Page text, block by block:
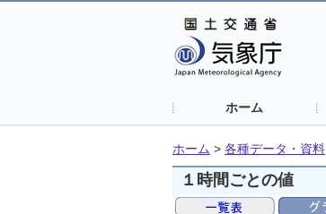
ホーム
ホーム > 各種データ・資料
１時間ごとの値